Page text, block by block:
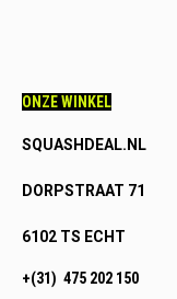
ONZE WINKEL
SQUASHDEAL.NL
DORPSTRAAT 71
6102 TS ECHT
+(31) 475 202 150